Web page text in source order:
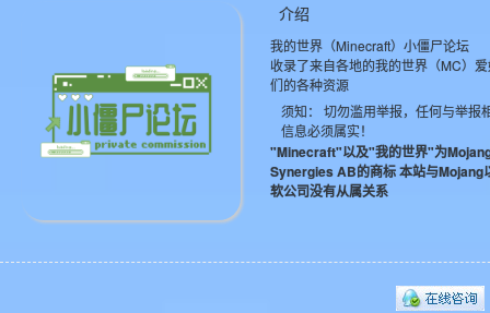
介绍
我的世界（Minecraft）小僵尸论坛
收录了来自各地的我的世界（MC）
们的各种资源
须知： 切勿滥用举报，任何与举报
信息必须属实！
"Minecraft"以及"我的世界"为
Synergies AB的商标 本站与Mojang
软公司没有从属关系